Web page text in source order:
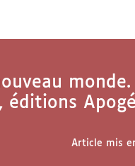
éditions
Article mis